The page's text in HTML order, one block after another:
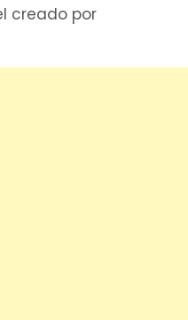
creado por